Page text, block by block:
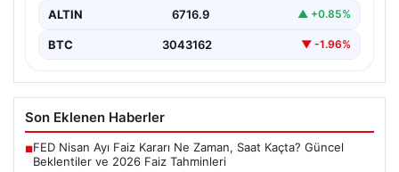
ALTIN 6716.9 ▲ +0.85%
BTC 3043162 ▼ -1.96%
Son Eklenen Haberler
■FED Nisan Ayı Faiz Kararı Ne Zaman, Saat Kaçta? Güncel
Beklentiler ve 2026 Faiz Tahminleri